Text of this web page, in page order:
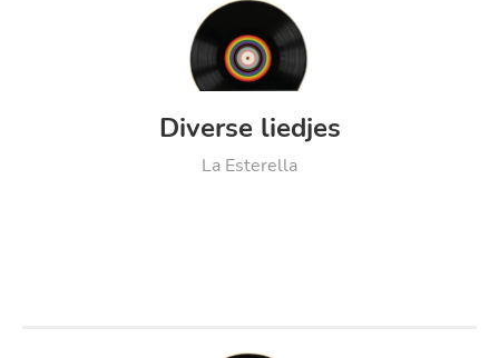
Diverse liedjes
La Esterella